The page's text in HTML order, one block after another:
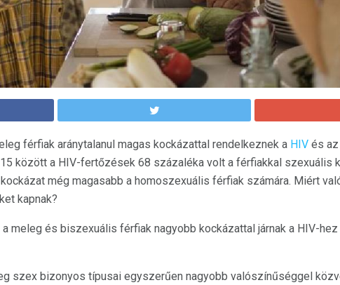
férfiak aránytalanul magas kockázattal rendelkeznek a HIV és
között a HIV-fertőzések 68 százaléka volt a férfiakkal szexuális
még magasabb a homoszexuális férfiak számára. Miért
kapnak?
a meleg és biszexuális férfiak nagyobb kockázattal járnak a HIV-
szex bizonyos típusai egyszerűen nagyobb valószínűséggel